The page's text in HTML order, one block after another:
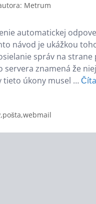
Metrum
automatickej
návod je ukážkou
správ na
servera znamená že
tieto úkony musel …
,pošta,webmail